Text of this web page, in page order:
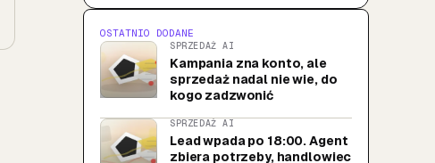
OSTATNIO DODANE
SPRZEDAŻ AI
Kampania zna konto, ale
sprzedaż nadal nie wie, do
kogo zadzwonić
SPRZEDAŻ AI
Lead wpada po 18:00. Agent
zbiera potrzeby, handlowiec